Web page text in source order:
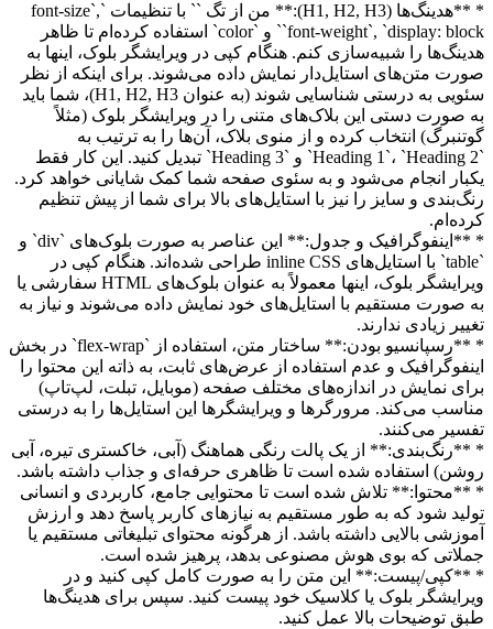
* **هدینگ‌ها (H1, H2, H3):** من از تگ `
` با تنظیمات `font-size`,
`font-weight`, `display: block` و `color` استفاده کرده‌ام تا ظاهر
هدینگ‌ها را شبیه‌سازی کنم. هنگام کپی در ویرایشگر بلوک، اینها به
صورت متن‌های استایل‌دار نمایش داده می‌شوند. برای اینکه از نظر
سئویی به درستی شناسایی شوند (به عنوان H1, H2, H3)، شما باید
به صورت دستی این بلاک‌های متنی را در ویرایشگر بلوک (مثلاً
گوتنبرگ) انتخاب کرده و از منوی بلاک، آن‌ها را به ترتیب به
`Heading 1`، `Heading 2` و `Heading 3` تبدیل کنید. این کار فقط
یکبار انجام می‌شود و به سئوی صفحه شما کمک شایانی خواهد کرد.
رنگ‌بندی و سایز را نیز با استایل‌های بالا برای شما از پیش تنظیم
کرده‌ام.
* **اینفوگرافیک و جدول:** این عناصر به صورت بلوک‌های `div` و
`table` با استایل‌های inline CSS طراحی شده‌اند. هنگام کپی در
ویرایشگر بلوک، اینها معمولاً به عنوان بلوک‌های HTML سفارشی یا
به صورت مستقیم با استایل‌های خود نمایش داده می‌شوند و نیاز به
تغییر زیادی ندارند.
* **رسپانسیو بودن:** ساختار متن، استفاده از `flex-wrap` در بخش
اینفوگرافیک و عدم استفاده از عرض‌های ثابت، به ذاته این محتوا را
برای نمایش در اندازه‌های مختلف صفحه (موبایل، تبلت، لپ‌تاپ)
مناسب می‌کند. مرورگرها و ویرایشگرها این استایل‌ها را به درستی
تفسیر می‌کنند.
* **رنگ‌بندی:** از یک پالت رنگی هماهنگ (آبی، خاکستری تیره، آبی
روشن) استفاده شده است تا ظاهری حرفه‌ای و جذاب داشته باشد.
* **محتوا:** تلاش شده است تا محتوایی جامع، کاربردی و انسانی
تولید شود که به طور مستقیم به نیازهای کاربر پاسخ دهد و ارزش
آموزشی بالایی داشته باشد. از هرگونه محتوای تبلیغاتی مستقیم یا
جملاتی که بوی هوش مصنوعی بدهد، پرهیز شده است.
* **کپی/پیست:** این متن را به صورت کامل کپی کنید و در
ویرایشگر بلوک یا کلاسیک خود پیست کنید. سپس برای هدینگ‌ها
طبق توضیحات بالا عمل کنید.